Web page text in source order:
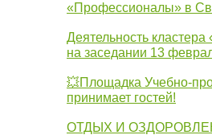
«Профессионалы» в
Деятельность
на заседании 13
💥Площадка Учебно-
принимает гостей!
ОТДЫХ И